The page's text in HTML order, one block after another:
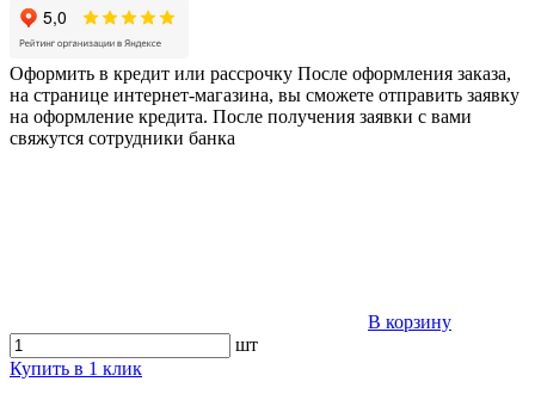
Оформить в кредит или рассрочку После оформления заказа,
на странице интернет-магазина, вы сможете отправить заявку
на оформление кредита. После получения заявки с вами
свяжутся сотрудники банка
В корзину
шт
Купить в 1 клик